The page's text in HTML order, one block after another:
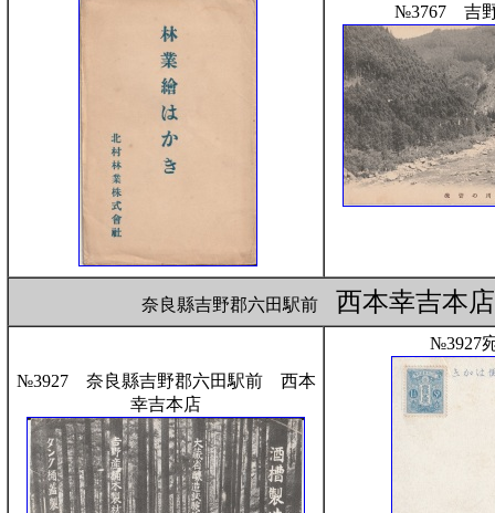
№3767 吉
奈良縣吉野郡六田駅前 西本幸吉本
№3927 奈良縣吉野郡六田駅前 西本
幸吉本店
№3927